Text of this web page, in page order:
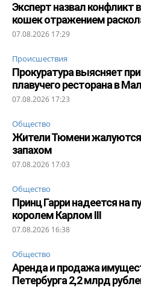
Эксперт назвал конфликт
кошек отражением
07.08.2026 17:29
Происшествия
Прокуратура выясняет
плавучего ресторана в
07.08.2026 17:23
Общество
Жители Тюмени жалуются
запахом
07.08.2026 17:03
Общество
Принц Гарри надеется на
королем Карлом III
07.08.2026 16:38
Общество
Аренда и продажа
Петербурга 2,2 млрд